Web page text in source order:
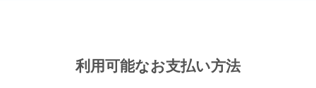
利用可能なお支払い方法